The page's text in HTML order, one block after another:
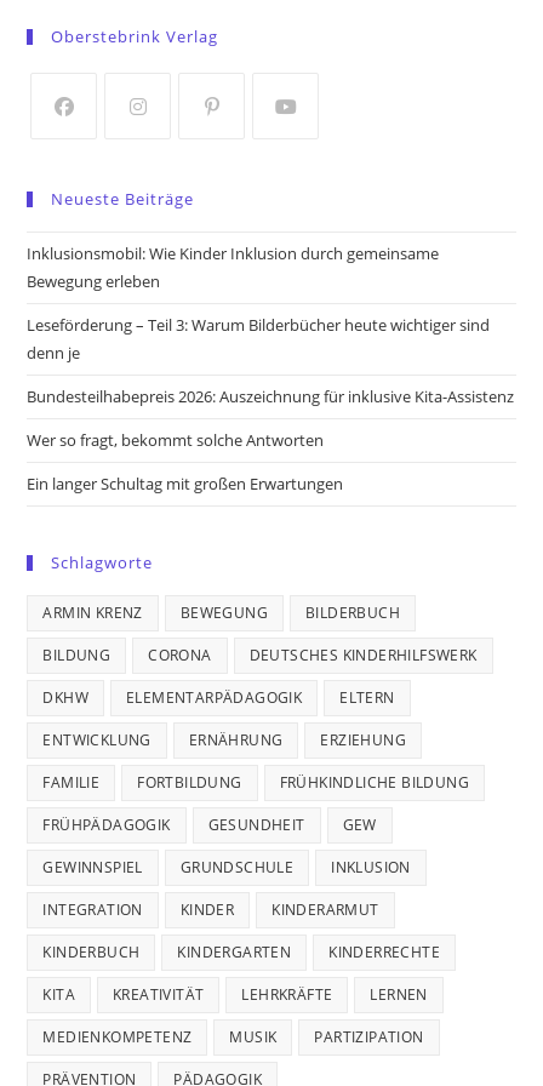
a
tab
tab
Oberstebrink Verlag
a
new
tab
new
tab
a
new
new
Neueste Beiträge
Inklusionsmobil: Wie Kinder Inklusion durch gemeinsame
Bewegung erleben
Leseförderung – Teil 3: Warum Bilderbücher heute wichtiger sind
denn je
Bundesteilhabepreis 2026: Auszeichnung für inklusive Kita-Assistenz
Wer so fragt, bekommt solche Antworten
Ein langer Schultag mit großen Erwartungen
Schlagworte
ARMIN KRENZ BEWEGUNG BILDERBUCH
BILDUNG CORONA DEUTSCHES KINDERHILFSWERK
DKHW ELEMENTARPÄDAGOGIK ELTERN
ENTWICKLUNG ERNÄHRUNG ERZIEHUNG
FAMILIE FORTBILDUNG FRÜHKINDLICHE BILDUNG
FRÜHPÄDAGOGIK GESUNDHEIT GEW
GEWINNSPIEL GRUNDSCHULE INKLUSION
INTEGRATION KINDER KINDERARMUT
KINDERBUCH KINDERGARTEN KINDERRECHTE
KITA KREATIVITÄT LEHRKRÄFTE LERNEN
MEDIENKOMPETENZ MUSIK PARTIZIPATION
PRÄVENTION PÄDAGOGIK